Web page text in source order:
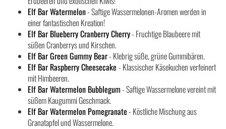
Elf Bar Watermelon- Saftige Wassermelonen-Aromen werden in
einer fantastischen Kreation!
Elf Bar Blueberry Cranberry Cherry- Fruchtige Blaubeere mit
süßen Cranberrys und Kirschen.
Elf Bar Green Gummy Bear- Klebrig süße, grüne Gummibären.
Elf Bar Raspberry Cheesecake - Klassischer Käsekuchen verfeinert
mit Himbeeren.
Elf Bar Watermelon Bubblegum- Saftige Wassermelone vereint mit
süßem Kaugummi Geschmack.
Elf Bar Watermelon Pomegranate- Köstliche Mischung aus
Granatapfel und Wassermelone.